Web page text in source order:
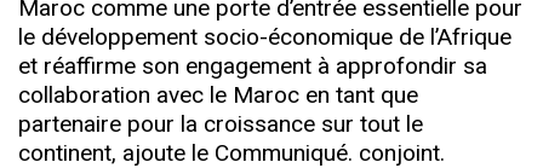
Maroc comme une porte d’entrée essentielle pour
le développement socio-économique de l’Afrique
et réaffirme son engagement à approfondir sa
collaboration avec le Maroc en tant que
partenaire pour la croissance sur tout le
continent, ajoute le Communiqué. conjoint.